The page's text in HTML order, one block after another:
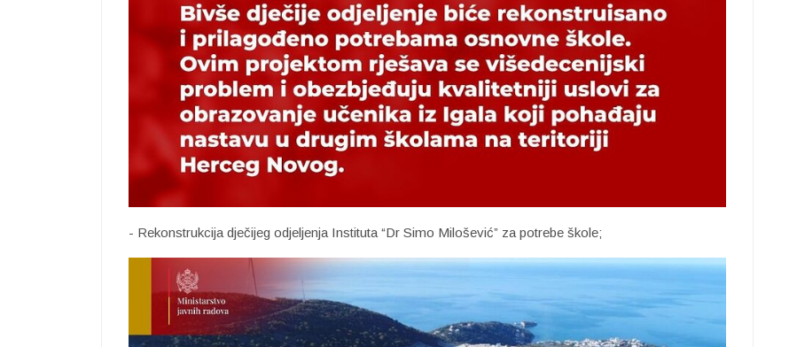
- Rekonstrukcija dječijeg odjeljenja Instituta “Dr Simo Milošević” za potrebe škole;